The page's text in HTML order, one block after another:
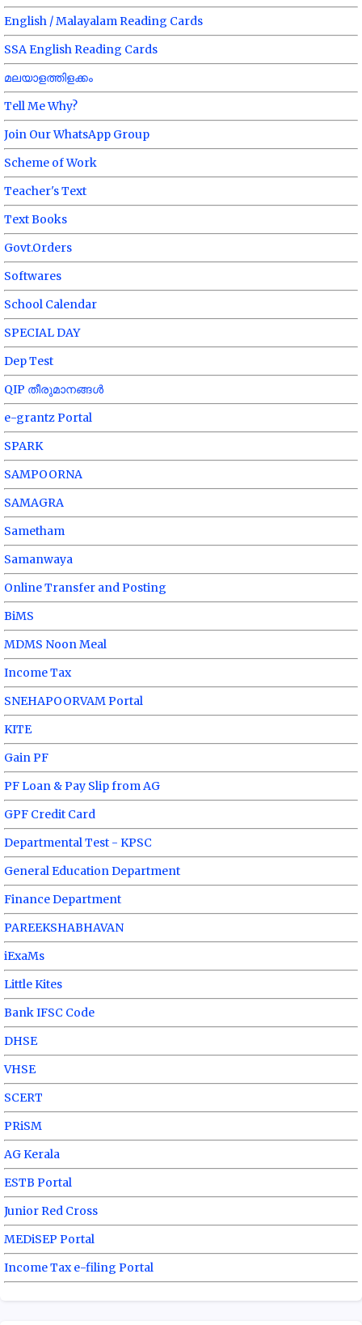
English / Malayalam Reading Cards
SSA English Reading Cards
മലയാളത്തിളക്കം
Tell Me Why?
Join Our WhatsApp Group
Scheme of Work
Teacher's Text
Text Books
Govt.Orders
Softwares
School Calendar
SPECIAL DAY
Dep Test
QIP തീരുമാനങ്ങൾ
e-grantz Portal
SPARK
SAMPOORNA
SAMAGRA
Sametham
Samanwaya
Online Transfer and Posting
BiMS
MDMS Noon Meal
Income Tax
SNEHAPOORVAM Portal
KITE
Gain PF
PF Loan & Pay Slip from AG
GPF Credit Card
Departmental Test - KPSC
General Education Department
Finance Department
PAREEKSHABHAVAN
iExaMs
Little Kites
Bank IFSC Code
DHSE
VHSE
SCERT
PRiSM
AG Kerala
ESTB Portal
Junior Red Cross
MEDiSEP Portal
Income Tax e-filing Portal